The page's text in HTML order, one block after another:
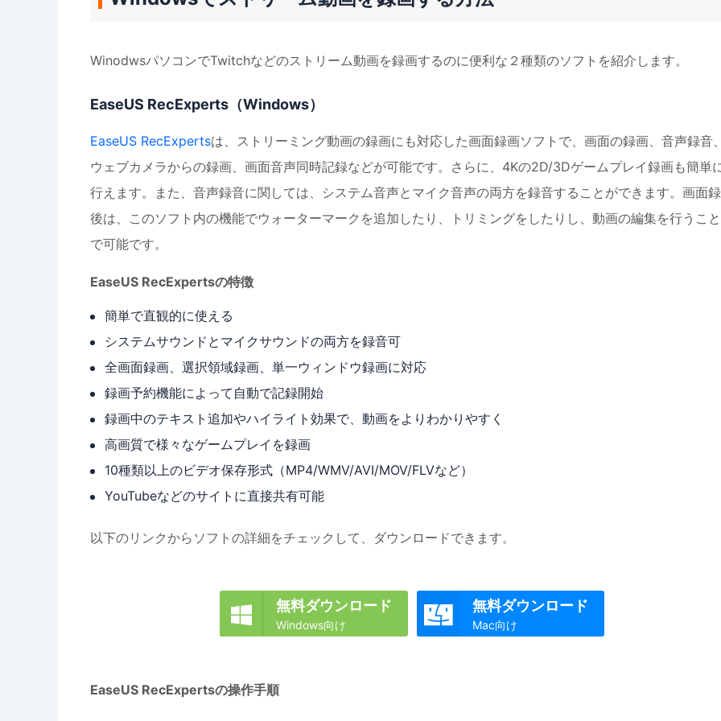
WinodwsパソコンでTwitchなどのストリーム動画を録画するのに便利な２種類のソフトを紹介します。
EaseUS RecExperts（Windows）
EaseUS RecExpertsは、ストリーミング動画の録画にも対応した画面録画ソフトで、画面の録画、音声録音、
ウェブカメラからの録画、画面音声同時記録などが可能です。さらに、4Kの2D/3Dゲームプレイ録画も簡単
行えます。また、音声録音に関しては、システム音声とマイク音声の両方を録音することができます。画面
後は、このソフト内の機能でウォーターマークを追加したり、トリミングをしたりし、動画の編集を行うこと
で可能です。
EaseUS RecExpertsの特徴
簡単で直観的に使える
システムサウンドとマイクサウンドの両方を録音可
全画面録画、選択領域録画、単一ウィンドウ録画に対応
録画予約機能によって自動で記録開始
録画中のテキスト追加やハイライト効果で、動画をよりわかりやすく
高画質で様々なゲームプレイを録画
10種類以上のビデオ保存形式（MP4/WMV/AVI/MOV/FLVなど）
YouTubeなどのサイトに直接共有可能
以下のリンクからソフトの詳細をチェックして、ダウンロードできます。
 無料ダウンロード
Windows向け  無料ダウンロード
Mac向け
EaseUS RecExpertsの操作手順